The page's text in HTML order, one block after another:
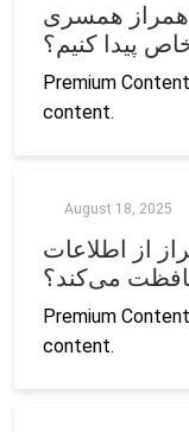
همسری
پیدا کنیم؟
Premium
content.
August 18, 2025
از اطلاعات
می‌کند؟
Premium
content.